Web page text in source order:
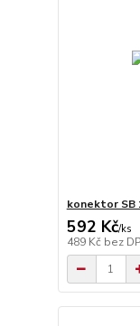
konektor SB
592 Kč/ks
489 Kč bez